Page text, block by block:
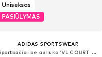
Uniseksas
PASIŪLYMAS
ADIDAS SPORTSWEAR
Sportbačiai be auliuko 'VL COURT BOLD'